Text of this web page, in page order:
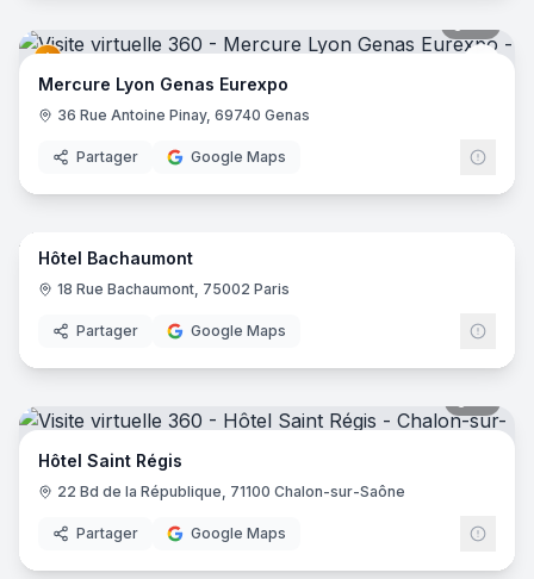
Mercure Lyon Genas Eurexpo
36 Rue Antoine Pinay, 69740 Genas
Partager Google Maps
10
Hôtel Bachaumont
18 Rue Bachaumont, 75002 Paris
Partager Google Maps
Hôtel Saint Régis
22 Bd de la République, 71100 Chalon-sur-Saône
Partager Google Maps
8